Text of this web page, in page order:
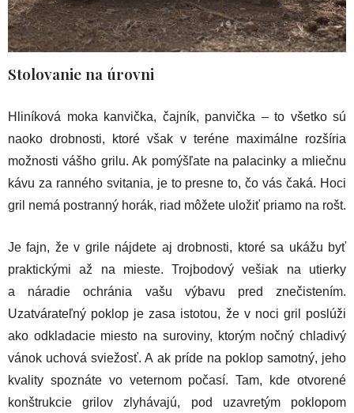
Stolovanie na úrovni
Hliníková moka kanvička, čajník, panvička – to všetko sú
naoko drobnosti, ktoré však v teréne maximálne rozšíria
možnosti vášho grilu. Ak pomýšľate na palacinky a mliečnu
kávu za ranného svitania, je to presne to, čo vás čaká. Hoci
gril nemá postranný horák, riad môžete uložiť priamo na rošt.
Je fajn, že v grile nájdete aj drobnosti, ktoré sa ukážu byť
praktickými až na mieste. Trojbodový vešiak na utierky
a náradie ochránia vašu výbavu pred znečistením.
Uzatvárateľný poklop je zasa istotou, že v noci gril poslúži
ako odkladacie miesto na suroviny, ktorým nočný chladivý
vánok uchová sviežosť. A ak príde na poklop samotný, jeho
kvality spoznáte vo veternom počasí. Tam, kde otvorené
konštrukcie grilov zlyhávajú, pod uzavretým poklopom